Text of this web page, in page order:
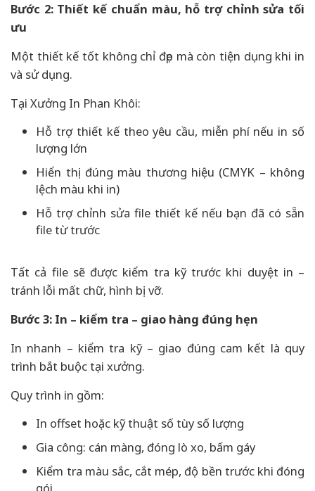
Bước 2: Thiết kế chuẩn màu, hỗ trợ chỉnh sửa tối
ưu
Một thiết kế tốt không chỉ đẹp mà còn tiện dụng khi in
và sử dụng.
Tại Xưởng In Phan Khôi:
Hỗ trợ thiết kế theo yêu cầu, miễn phí nếu in số
lượng lớn
Hiển thị đúng màu thương hiệu (CMYK – không
lệch màu khi in)
Hỗ trợ chỉnh sửa file thiết kế nếu bạn đã có sẵn
file từ trước
Tất cả file sẽ được kiểm tra kỹ trước khi duyệt in –
tránh lỗi mất chữ, hình bị vỡ.
Bước 3: In – kiểm tra – giao hàng đúng hẹn
In nhanh – kiểm tra kỹ – giao đúng cam kết là quy
trình bắt buộc tại xưởng.
Quy trình in gồm:
In offset hoặc kỹ thuật số tùy số lượng
Gia công: cán màng, đóng lò xo, bấm gáy
Kiểm tra màu sắc, cắt mép, độ bền trước khi đóng
gói